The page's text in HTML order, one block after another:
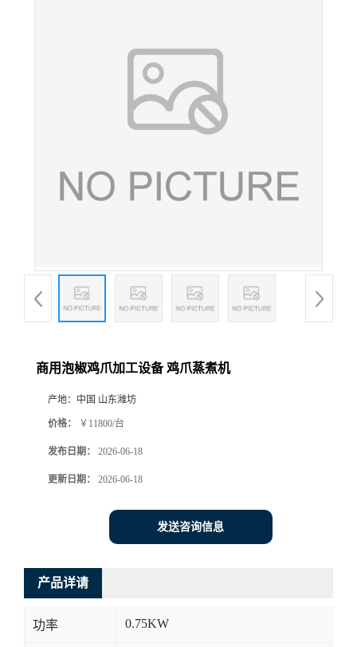
商用泡椒鸡爪加工设备 鸡爪蒸煮机
产地： 中国 山东潍坊
价格： ￥11800/台
发布日期： 2026-06-18
更新日期： 2026-06-18
发送咨询信息
产品详请
功率 0.75KW